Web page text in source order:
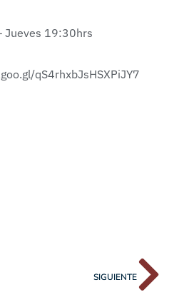
Jueves 19:30hrs
qS4rhxbJsHSXPiJY7
SIGUIENTE